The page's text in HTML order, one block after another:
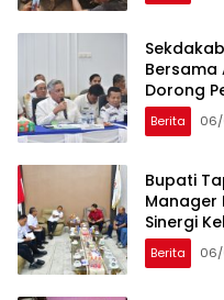
Bersama
Dorong
Tobing
Berita
Bupati
Manager
Sinergi
Desa
Berita